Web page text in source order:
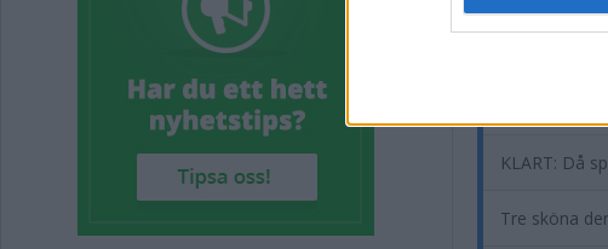
KLART: Då
Tre sköna